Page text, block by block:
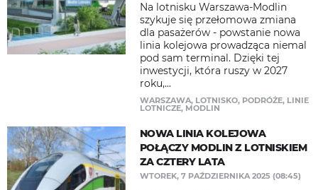
Na lotnisku Warszawa-Modlin
szykuje się przełomowa zmiana
dla pasażerów - powstanie nowa
linia kolejowa prowadząca niemal
pod sam terminal. Dzięki tej
inwestycji, która ruszy w 2027
roku,...
WARSZAWA, LOTNISKO, PODRÓŻE, LINIE
LOTNICZE, MODLIN
NOWA LINIA KOLEJOWA
POŁĄCZY MODLIN Z LOTNISKIEM
ZA CZTERY LATA
WTOREK, 7 PAŹDZIERNIKA 2025 (08:45)